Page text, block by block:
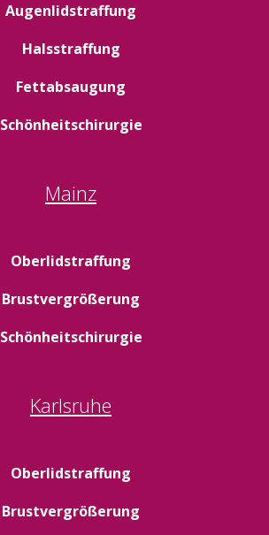
Augenlidstraffung
Halsstraffung
Fettabsaugung
Schönheitschirurgie
Mainz
Oberlidstraffung
Brustvergrößerung
Schönheitschirurgie
Karlsruhe
Oberlidstraffung
Brustvergrößerung